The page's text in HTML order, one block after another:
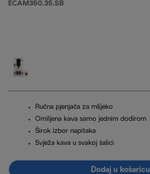
ECAM350.35.SB
Ručna pjenjača za mlijeko
Omiljena kava samo jednim dodirom
Širok izbor napitaka
Svježa kava u svakoj šalici
Dodaj u košaricu